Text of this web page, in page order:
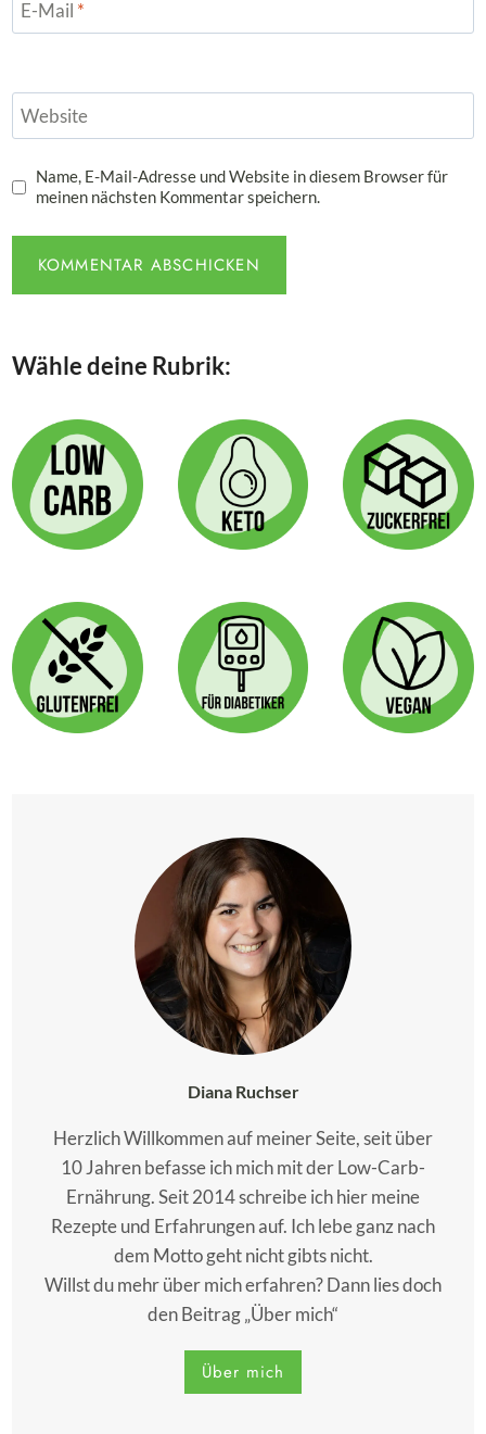
E-Mail *
Website
Name, E-Mail-Adresse und Website in diesem Browser für
meinen nächsten Kommentar speichern.
Wähle deine Rubrik:
Diana Ruchser
Herzlich Willkommen auf meiner Seite, seit über
10 Jahren befasse ich mich mit der Low-Carb-
Ernährung. Seit 2014 schreibe ich hier meine
Rezepte und Erfahrungen auf. Ich lebe ganz nach
dem Motto geht nicht gibts nicht.
Willst du mehr über mich erfahren? Dann lies doch
den Beitrag „Über mich“
Über mich